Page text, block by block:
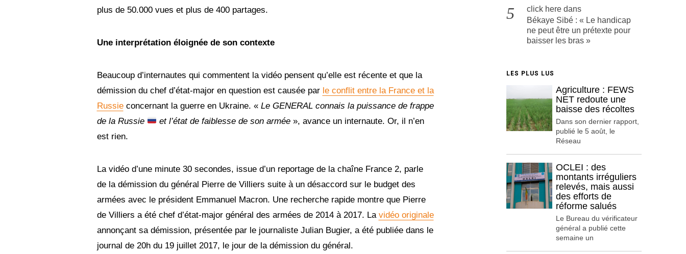
plus de 50.000 vues et plus de 400 partages.
Une interprétation éloignée de son contexte
Beaucoup d’internautes qui commentent la vidéo pensent qu’elle est récente et que la
démission du chef d’état-major en question est causée par le conflit entre la France et la
Russieconcernant la guerre en Ukraine. « Le GENERAL connais la puissance de frappe
de la Russie
et l’état de faiblesse de son armée», avance un internaute. Or, il n’en
est rien.
La vidéo d’une minute 30 secondes, issue d’un reportage de la chaîne France 2, parle
de la démission du général Pierre de Villiers suite à un désaccord sur le budget des
armées avec le président Emmanuel Macron. Une recherche rapide montre que Pierre
de Villiers a été chef d’état-major général des armées de 2014 à 2017. La vidéo originale
annonçant sa démission, présentée par le journaliste Julian Bugier, a été publiée dans le
journal de 20h du 19 juillet 2017, le jour de la démission du général.
click here dans
Békaye Sibé : « Le handicap
ne peut être un prétexte pour
baisser les bras »
LES PLUS LUS
Agriculture : FEWS
NET redoute une
baisse des récoltes
Dans son dernier rapport,
publié le 5 août, le
Réseau
OCLEI : des
montants irréguliers
relevés, mais aussi
des efforts de
réforme salués
Le Bureau du vérificateur
général a publié cette
semaine un